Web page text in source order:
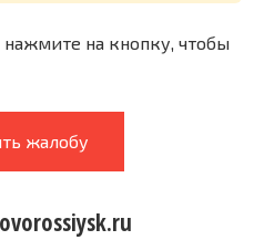
нажмите на кнопку, чтобы
жалобу